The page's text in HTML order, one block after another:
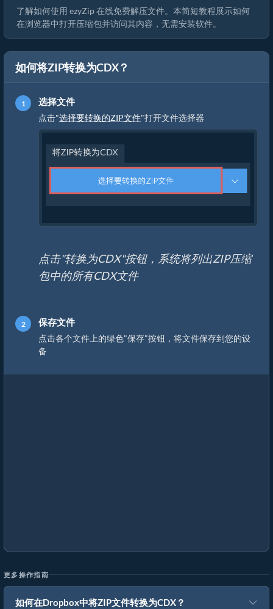
了解如何使用 ezyZip 在线免费解压文件。本简短教程展示如何
在浏览器中打开压缩包并访问其内容，无需安装软件。
如何将ZIP转换为CDX？
选择文件
点击"选择要转换的ZIP文件"打开文件选择器
点击"转换为CDX"按钮，系统将列出ZIP压缩
包中的所有CDX文件
保存文件
点击各个文件上的绿色"保存"按钮，将文件保存到您的设
备
更多操作指南
如何在Dropbox中将ZIP文件转换为CDX？